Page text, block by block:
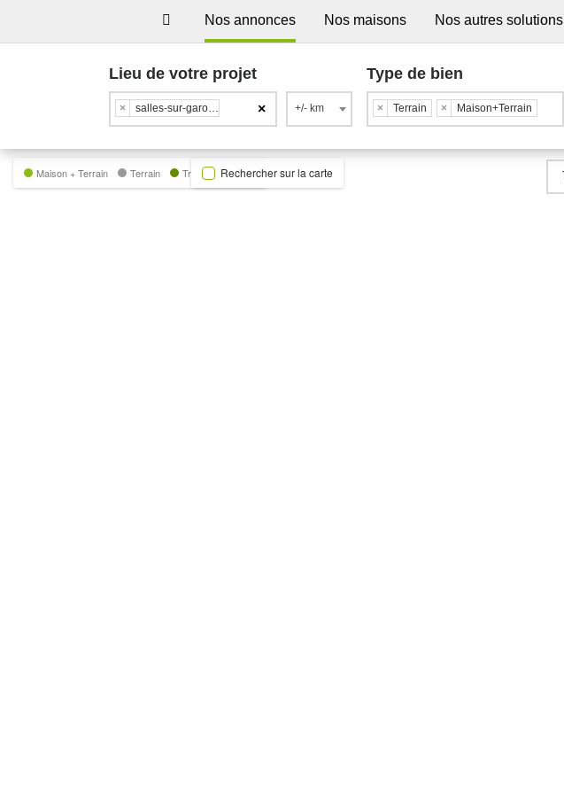
Nos annonces Nos maisons Nos autres solutions
Lieu de votre projet
×
× salles-sur-garonne +/- km
Type de bien
× Terrain × Maison+Terrain
Maison + Terrain Terrain Trecobat GreenRechercher sur la carte